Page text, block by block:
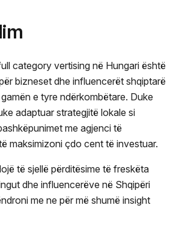
category vertising në Hungari është
bizneset dhe influencerët shqiptarë
e tyre ndërkombëtare. Duke
adaptuar strategjitë lokale si
me agjenci të
maksimizoni çdo cent të investuar.
të sjellë përditësime të freskëta
dhe influencerëve në Shqipëri
me ne për më shumë insight